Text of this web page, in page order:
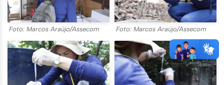
Foto: Marcos Araújo/Assecom Foto: Marcos Araújo/Assecom